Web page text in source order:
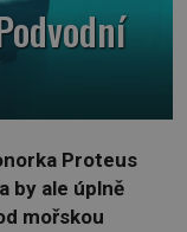
Proteus
by ale úplně
mořskou